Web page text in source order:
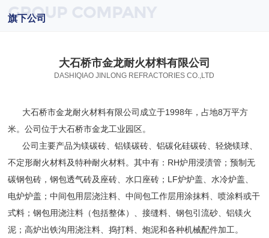
GROUP COMPANY
旗下公司
大石桥市金龙耐火材料有限公司
DASHIQIAO JINLONG REFRACTORIES CO.,LTD
大石桥市金龙耐火材料有限公司成立于1998年，占地8万平方
米。公司位于大石桥市金龙工业园区。
公司主要产品为镁碳砖、铝镁碳砖、铝碳化硅碳砖、轻烧镁球、
不定形耐火材料及特种耐火材料。其中有：RH炉用浸渍管；预制无
碳钢包砖，钢包透气砖及座砖、水口座砖；LF炉炉盖、水冷炉盖、
电炉炉盖；中间包用层浇注料、中间包工作层用涂抹料、喷涂料或干
式料；钢包用浇注料（包括整体）、接缝料、钢包引流砂、铝镁火
泥；高炉出铁沟用浇注料、捣打料、炮泥和各种机械配件加工。